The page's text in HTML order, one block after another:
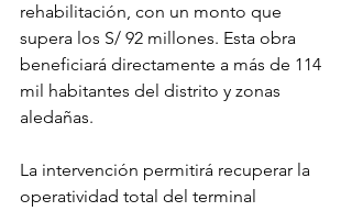
rehabilitación, con un monto que
supera los S/ 92 millones. Esta obra
beneficiará directamente a más de 114
mil habitantes del distrito y zonas
aledañas.
La intervención permitirá recuperar la
operatividad total del terminal